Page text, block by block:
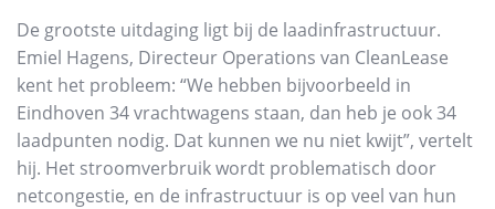
De grootste uitdaging ligt bij de laadinfrastructuur.
Emiel Hagens, Directeur Operations van CleanLease
kent het probleem: “We hebben bijvoorbeeld in
Eindhoven 34 vrachtwagens staan, dan heb je ook 34
laadpunten nodig. Dat kunnen we nu niet kwijt”, vertelt
hij. Het stroomverbruik wordt problematisch door
netcongestie, en de infrastructuur is op veel van hun